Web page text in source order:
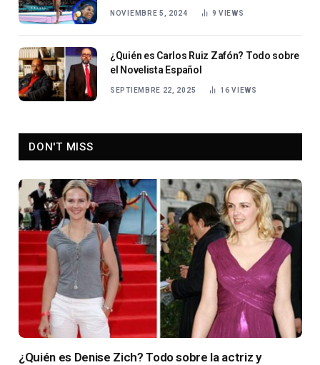
NOVIEMBRE 5, 2024 9VIEWS
¿Quién es Carlos Ruiz Zafón? Todo sobre
el Novelista Español
SEPTIEMBRE 22, 2025 16VIEWS
DON'T MISS
¿Quién es Denise Zich? Todo sobre la actriz y